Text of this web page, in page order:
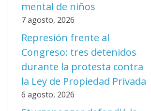
mental de niños
7 agosto, 2026
Represión frente al
Congreso: tres detenidos
durante la protesta contra
la Ley de Propiedad Privada
6 agosto, 2026